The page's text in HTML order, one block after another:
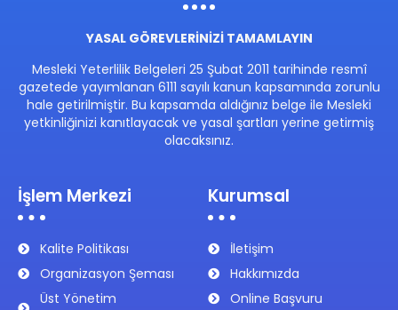
YASAL GÖREVLERİNİZİ TAMAMLAYIN
Mesleki Yeterlilik Belgeleri 25 Şubat 2011 tarihinde resmî
gazetede yayımlanan 6111 sayılı kanun kapsamında zorunlu
hale getirilmiştir. Bu kapsamda aldığınız belge ile Mesleki
yetkinliğinizi kanıtlayacak ve yasal şartları yerine getirmiş
olacaksınız.
İşlem Merkezi
Kalite Politikası
Organizasyon Şeması
Üst Yönetim
Kurumsal
İletişim
Hakkımızda
Online Başvuru